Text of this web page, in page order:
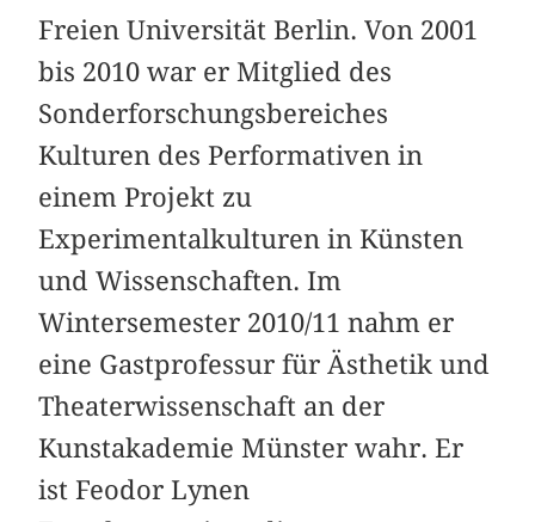
Freien Universität Berlin. Von 2001
bis 2010 war er Mitglied des
Sonderforschungsbereiches
Kulturen des Performativen in
einem Projekt zu
Experimentalkulturen in Künsten
und Wissenschaften. Im
Wintersemester 2010/11 nahm er
eine Gastprofessur für Ästhetik und
Theaterwissenschaft an der
Kunstakademie Münster wahr. Er
ist Feodor Lynen